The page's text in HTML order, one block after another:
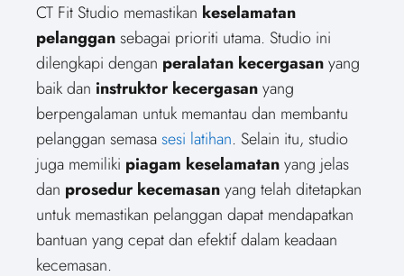
CT Fit Studio memastikan keselamatan
pelanggansebagai prioriti utama. Studio ini
dilengkapi dengan peralatan kecergasanyang
baik dan instruktor kecergasanyang
berpengalaman untuk memantau dan membantu
pelanggan semasasesi latihan. Selain itu, studio
juga memiliki piagam keselamatanyang jelas
dan prosedur kecemasanyang telah ditetapkan
untuk memastikan pelanggan dapat mendapatkan
bantuan yang cepat dan efektif dalam keadaan
kecemasan.